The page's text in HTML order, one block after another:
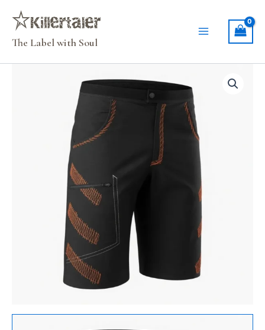
Inhalt
springen
The Label with Soul